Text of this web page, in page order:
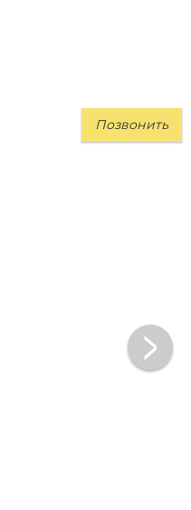
Позвонить